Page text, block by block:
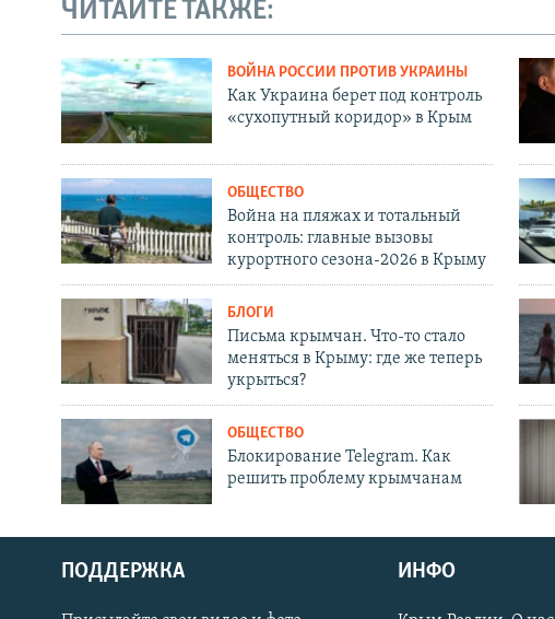
ЧИТАЙТЕ ТАКЖЕ:
ВОЙНА РОССИИ ПРОТИВ УКРАИНЫ
Как Украина берет под контроль
«сухопутный коридор» в Крым
ОБЩЕСТВО
Война на пляжах и тотальный
контроль: главные вызовы
курортного сезона-2026 в Крыму
БЛОГИ
Письма крымчан. Что-то стало
меняться в Крыму: где же теперь
укрыться?
ОБЩЕСТВО
Блокирование Telegram. Как
решить проблему крымчанам
ПОДДЕРЖКА ИНФО